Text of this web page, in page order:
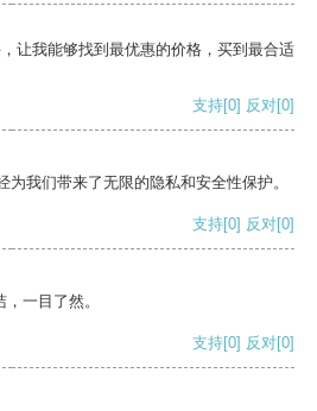
让我能够找到最优惠的价格，买到最合适
支持[0] 反对[0]
我们带来了无限的隐私和安全性保护。
支持[0] 反对[0]
一目了然。
支持[0] 反对[0]